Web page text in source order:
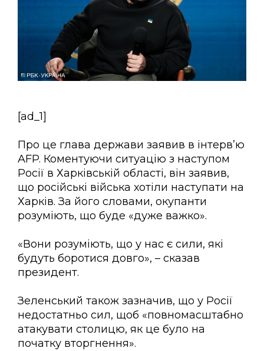
[ad_1]
Про це глава держави заявив в інтерв’ю
AFP. Коментуючи ситуацію з наступом
Росії в Харківській області, він заявив,
що російські війська хотіли наступати на
Харків. За його словами, окупанти
розуміють, що буде «дуже важко».
«Вони розуміють, що у нас є сили, які
будуть боротися довго», – сказав
президент.
Зеленський також зазначив, що у Росії
недостатньо сил, щоб «повномасштабно
атакувати столицю, як це було на
початку вторгнення».